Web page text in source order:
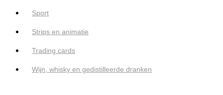
Sport
Strips en animatie
Trading cards
Wijn, whisky en gedistilleerde dranken